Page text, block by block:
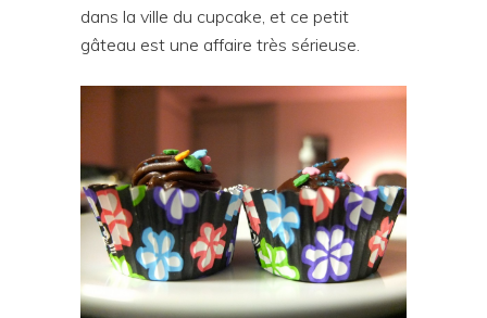
dans la ville du cupcake, et ce petit
gâteau est une affaire très sérieuse.